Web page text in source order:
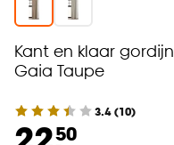
Kant en klaar gordijn
Gaia Taupe
3.4(10)
50